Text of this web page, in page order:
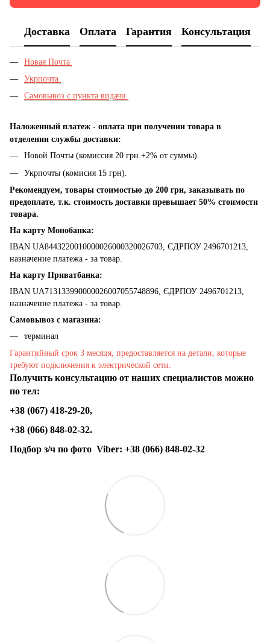
Доставка Оплата Гарантия Консультация
Новая Почта
Укрпочта
Самовывоз с пункта видачи
Наложенный платеж - оплата при получении товара в
отделении службы доставки:
Новой Почты (комиссия 20 грн.+2% от суммы).
Укрпочты (комисия 15 грн).
Рекомендуем, товары стоимостью до 200 грн, заказывать по
предоплате, т.к. стоимость доставки превышает 50% стоимости
товара.
На карту Монобанка:
IBAN UA8443220010000026000320026703, ЄДРПОУ 2496701213,
назначение платежа - за товар.
На карту Приватбанка:
IBAN UA713133990000026007055748896, ЄДРПОУ 2496701213,
назначение платежа - за товар.
Самовывоз с магазина:
терминал
Гарантийный срок 3 месяця, предоставляется на детали, которые
требуют подключения к электрической сети.
Получить консультацию от наших специалистов можно
по тел:
+38 (067) 418-29-20,
+38 (066) 848-02-32.
Подбор з/ч по фото Viber: +38 (066) 848-02-32